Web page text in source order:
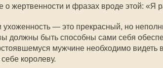
о жертвенности и фразах вроде этой: «Я
ухоженность — это прекрасный, но
должны быть способны сами себя
мужчине необходимо видеть
королеву.